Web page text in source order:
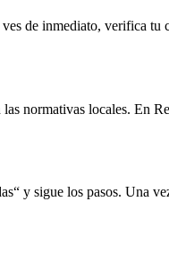
de inmediato, verifica tu
normativas locales. En
y sigue los pasos. Una